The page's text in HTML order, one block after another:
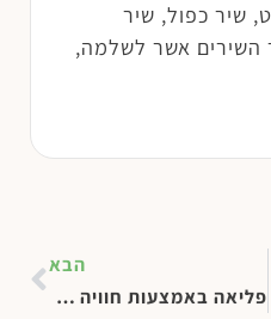
שיר כפול, שיר
השירים אשר לשלמה,
הבא
פליאה באמצעות חוויה חושית